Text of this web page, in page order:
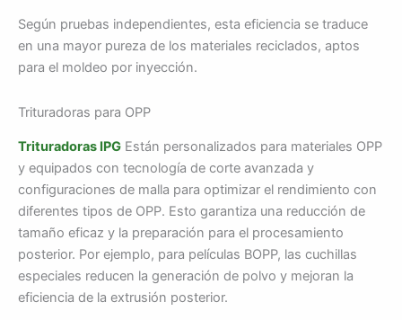
Según pruebas independientes, esta eficiencia se traduce
en una mayor pureza de los materiales reciclados, aptos
para el moldeo por inyección.
Trituradoras para OPP
Trituradoras IPG Están personalizados para materiales OPP
y equipados con tecnología de corte avanzada y
configuraciones de malla para optimizar el rendimiento con
diferentes tipos de OPP. Esto garantiza una reducción de
tamaño eficaz y la preparación para el procesamiento
posterior. Por ejemplo, para películas BOPP, las cuchillas
especiales reducen la generación de polvo y mejoran la
eficiencia de la extrusión posterior.